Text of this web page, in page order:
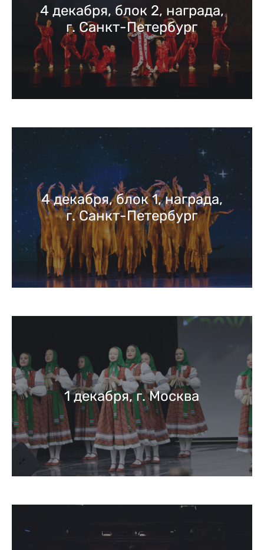
4 декабря, блок 2, награда,
г. Санкт-Петербург
4 декабря, блок 1, награда,
г. Санкт-Петербург
1 декабря, г. Москва